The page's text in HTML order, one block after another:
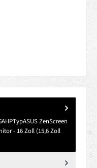
ZenScreen
- 16 Zoll (15,6 Zoll